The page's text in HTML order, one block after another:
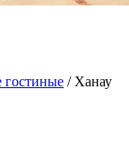
гостиные / Ханау